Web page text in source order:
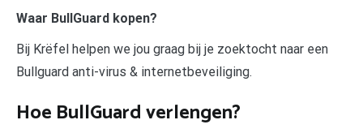
Waar BullGuard kopen?
Bij Krëfel helpen we jou graag bij je zoektocht naar een
Bullguard anti-virus & internetbeveiliging.
Hoe BullGuard verlengen?